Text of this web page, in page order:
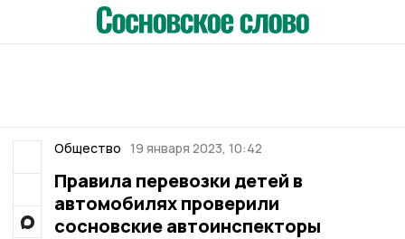
Общество 19 января 2023, 10:42
Правила перевозки детей в
автомобилях проверили
сосновские автоинспекторы